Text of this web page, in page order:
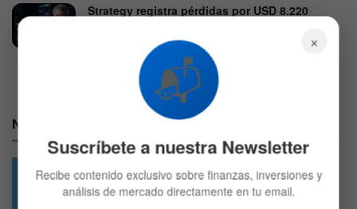
Strategy registra pérdidas por USD 8.220
millones, pero Bitcoin sigue siendo el foco de
los inversionistas
31 DE JULIO DE 2026 712
Nuestras Redes:
49.6k 4.7k
×
📬
Suscríbete a nuestra Newsletter
Recibe contenido exclusivo sobre finanzas, inversiones y
análisis de mercado directamente en tu email.